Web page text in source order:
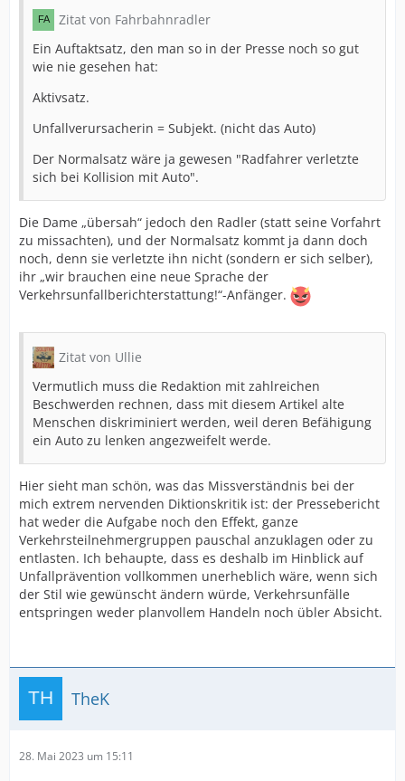
Zitat von Fahrbahnradler
Ein Auftaktsatz, den man so in der Presse noch so gut
wie nie gesehen hat:
Aktivsatz.
Unfallverursacherin = Subjekt. (nicht das Auto)
Der Normalsatz wäre ja gewesen "Radfahrer verletzte
sich bei Kollision mit Auto".
Die Dame „übersah“ jedoch den Radler (statt seine Vorfahrt
zu missachten), und der Normalsatz kommt ja dann doch
noch, denn sie verletzte ihn nicht (sondern er sich selber),
ihr „wir brauchen eine neue Sprache der
Verkehrsunfallberichterstattung!“-Anfänger.
Zitat von Ullie
Vermutlich muss die Redaktion mit zahlreichen
Beschwerden rechnen, dass mit diesem Artikel alte
Menschen diskriminiert werden, weil deren Befähigung
ein Auto zu lenken angezweifelt werde.
Hier sieht man schön, was das Missverständnis bei der
mich extrem nervenden Diktionskritik ist: der Pressebericht
hat weder die Aufgabe noch den Effekt, ganze
Verkehrsteilnehmergruppen pauschal anzuklagen oder zu
entlasten. Ich behaupte, dass es deshalb im Hinblick auf
Unfallprävention vollkommen unerheblich wäre, wenn sich
der Stil wie gewünscht ändern würde, Verkehrsunfälle
entspringen weder planvollem Handeln noch übler Absicht.
TheK
28. Mai 2023 um 15:11